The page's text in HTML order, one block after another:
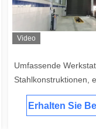
Video
Umfassende
Stahlkonstruktionen,
Entwurfsfertigung und
Erhalten Sie